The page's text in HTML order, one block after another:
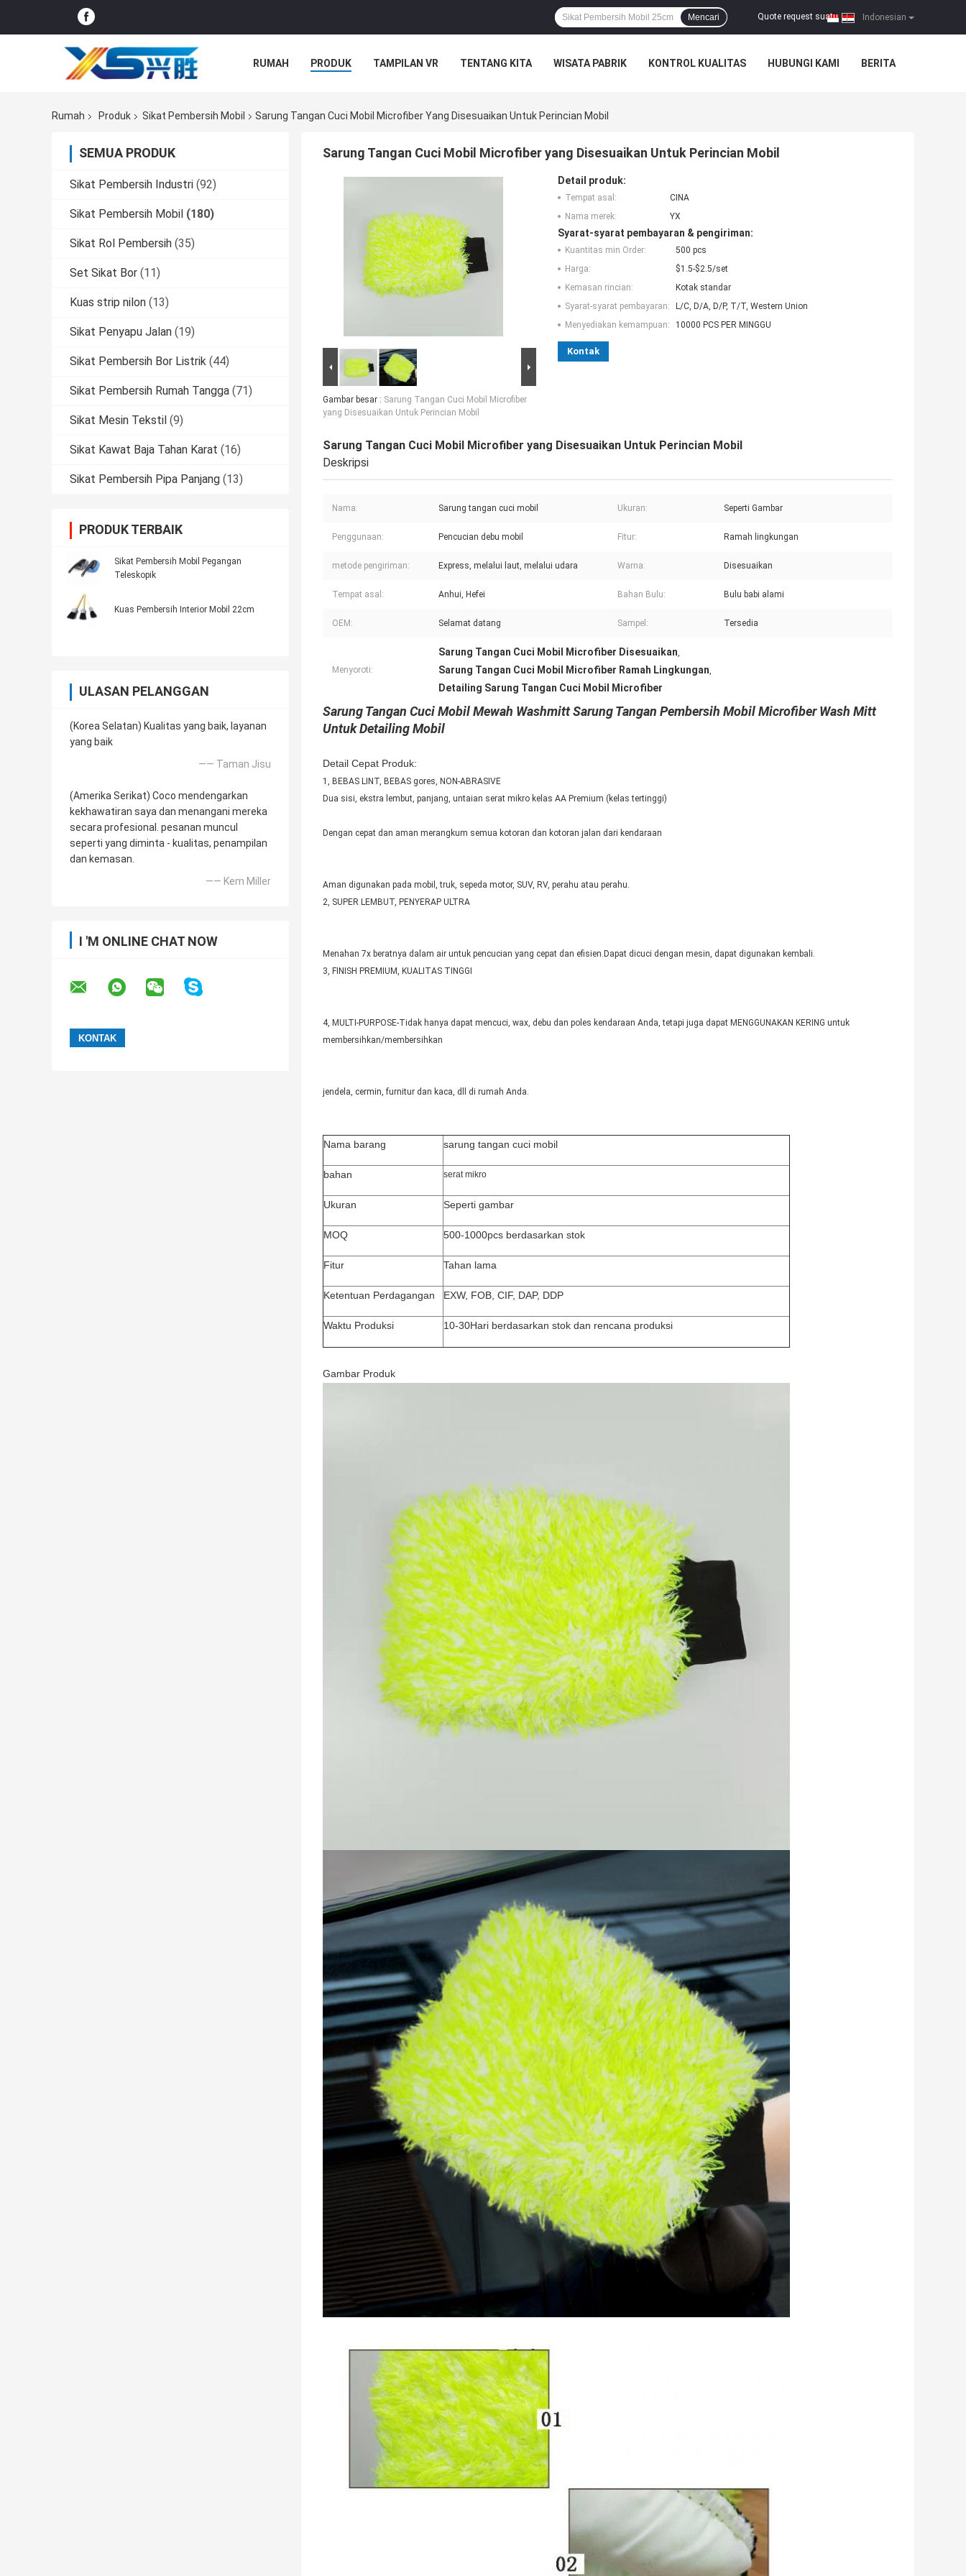
Indonesian
Quote request suatu |
Mencari
RUMAH PRODUK TAMPILAN VR TENTANG KITA WISATA PABRIK KONTROL KUALITAS HUBUNGI KAMI BERITA
Rumah
Produk Sikat Pembersih Mobil Sarung Tangan Cuci Mobil Microfiber Yang Disesuaikan Untuk Perincian Mobil
SEMUA PRODUK
Sikat Pembersih Industri (92)
Sikat Pembersih Mobil (180)
Sikat Rol Pembersih (35)
Set Sikat Bor (11)
Kuas strip nilon (13)
Sikat Penyapu Jalan (19)
Sikat Pembersih Bor Listrik (44)
Sikat Pembersih Rumah Tangga (71)
Sikat Mesin Tekstil (9)
Sikat Kawat Baja Tahan Karat (16)
Sikat Pembersih Pipa Panjang (13)
PRODUK TERBAIK
Sikat Pembersih Mobil Pegangan
Teleskopik
Kuas Pembersih Interior Mobil 22cm
ULASAN PELANGGAN
(Korea Selatan) Kualitas yang baik, layanan
yang baik
—— Taman Jisu
(Amerika Serikat) Coco mendengarkan
kekhawatiran saya dan menangani mereka
secara profesional. pesanan muncul
seperti yang diminta - kualitas, penampilan
dan kemasan.
—— Kem Miller
I 'M ONLINE CHAT NOW
Sarung Tangan Cuci Mobil Microfiber yang Disesuaikan Untuk Perincian Mobil
Gambar besar : Sarung Tangan Cuci Mobil Microfiber
yang Disesuaikan Untuk Perincian Mobil
Detail produk:
Tempat asal:
CINA
Nama merek:
YX
Syarat-syarat pembayaran & pengiriman:
Kuantitas min Order:
500 pcs
Harga:
$1.5-$2.5/set
Kemasan rincian:
Kotak standar
Syarat-syarat pembayaran:
L/C, D/A, D/P, T/T, Western Union
Menyediakan kemampuan:
10000 PCS PER MINGGU
Kontak
Sarung Tangan Cuci Mobil Microfiber yang Disesuaikan Untuk Perincian Mobil
Deskripsi
Nama: Sarung tangan cuci mobil Ukuran: Seperti Gambar
Penggunaan: Pencucian debu mobil Fitur: Ramah lingkungan
metode pengiriman: Express, melalui laut, melalui udara Warna: Disesuaikan
Tempat asal: Anhui, Hefei Bahan Bulu: Bulu babi alami
OEM: Selamat datang Sampel: Tersedia
Menyoroti:
Sarung Tangan Cuci Mobil Microfiber Disesuaikan,
Sarung Tangan Cuci Mobil Microfiber Ramah Lingkungan,
Detailing Sarung Tangan Cuci Mobil Microfiber
Sarung Tangan Cuci Mobil Mewah Washmitt Sarung Tangan Pembersih Mobil Microfiber Wash Mitt
Untuk Detailing Mobil
Detail Cepat Produk:
1, BEBAS LINT, BEBAS gores, NON-ABRASIVE
Dua sisi, ekstra lembut, panjang, untaian serat mikro kelas AA Premium (kelas tertinggi)
Dengan cepat dan aman merangkum semua kotoran dan kotoran jalan dari kendaraan
Aman digunakan pada mobil, truk, sepeda motor, SUV, RV, perahu atau perahu.
2, SUPER LEMBUT, PENYERAP ULTRA
Menahan 7x beratnya dalam air untuk pencucian yang cepat dan efisien.Dapat dicuci dengan mesin, dapat digunakan kembali.
3, FINISH PREMIUM, KUALITAS TINGGI
4, MULTI-PURPOSE-Tidak hanya dapat mencuci, wax, debu dan poles kendaraan Anda, tetapi juga dapat MENGGUNAKAN KERING untuk
membersihkan/membersihkan
jendela, cermin, furnitur dan kaca, dll di rumah Anda.
Nama barang sarung tangan cuci mobil
bahan serat mikro
Ukuran Seperti gambar
MOQ 500-1000pcs berdasarkan stok
Fitur Tahan lama
Ketentuan Perdagangan EXW, FOB, CIF, DAP, DDP
Waktu Produksi 10-30Hari berdasarkan stok dan rencana produksi
Gambar Produk